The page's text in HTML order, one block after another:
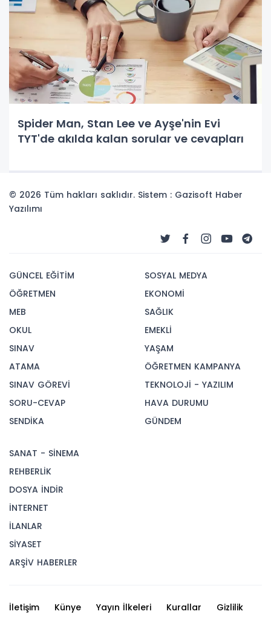
Spider Man, Stan Lee ve Ayşe'nin Evi
TYT'de akılda kalan sorular ve cevapları
© 2026 Tüm hakları saklıdır. Sistem : Gazisoft Haber
Yazılımı
GÜNCEL EĞİTİM
ÖĞRETMEN
MEB
OKUL
SINAV
ATAMA
SINAV GÖREVİ
SORU-CEVAP
SENDİKA
SOSYAL MEDYA
EKONOMİ
SAĞLIK
EMEKLİ
YAŞAM
ÖĞRETMEN KAMPANYA
TEKNOLOJİ - YAZILIM
HAVA DURUMU
GÜNDEM
SANAT - SİNEMA
REHBERLİK
DOSYA İNDİR
İNTERNET
İLANLAR
SİYASET
ARŞİV HABERLER
İletişim Künye Yayın İlkeleri Kurallar
Gizlilik